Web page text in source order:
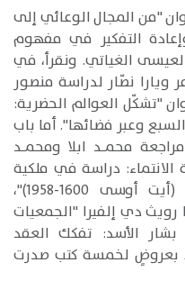
"من المجال الوعائي إلى
التفكير في مفهوم
لعيسى الغياتي. ونقرأ، في
ويارا نصّار لدراسة منصور
"تشكّل العوالم الحضرية:
وعبر فضائها". أما باب
محمـد ابلا ومحمـد
دراسة في ملكية
الأرض في المجتمع الصحراوي (أيت أوسى 1600-1958)"،
دي إلفيرا "الجمعيات
الأسد: تفكك العقد
بعروضٍ لخمسة كتب صدرت